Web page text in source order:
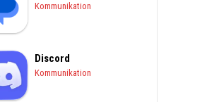
Kommunikation
Discord
Kommunikation